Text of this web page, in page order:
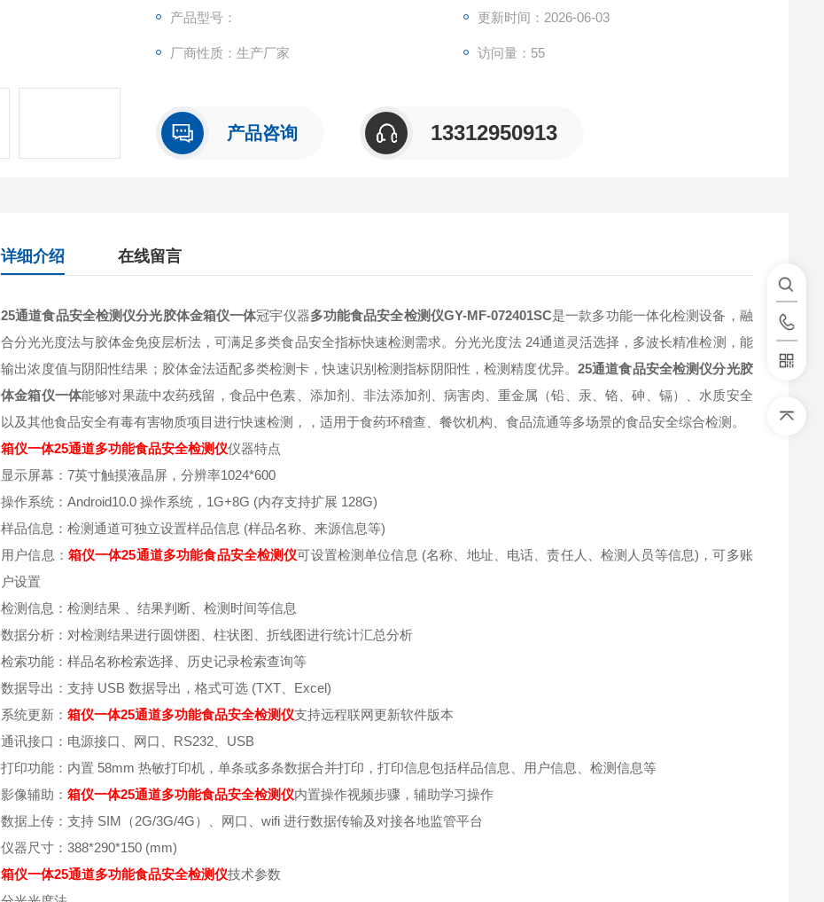
产品型号： 更新时间：2026-06-03
厂商性质：生产厂家 访问量：55
产品咨询 13312950913
详细介绍 在线留言
25通道食品安全检测仪分光胶体金箱仪一体冠宇仪器多功能食品安全检测仪GY-MF-072401SC是一款多功能一体化检测设备，融
合分光光度法与胶体金免疫层析法，可满足多类食品安全指标快速检测需求。分光光度法 24通道灵活选择，多波长精准检测，能
输出浓度值与阴阳性结果；胶体金法适配多类检测卡，快速识别检测指标阴阳性，检测精度优异。25通道食品安全检测仪分光胶
体金箱仪一体能够对果蔬中农药残留，食品中色素、添加剂、非法添加剂、病害肉、重金属（铅、汞、铬、砷、镉）、水质安全
以及其他食品安全有毒有害物质项目进行快速检测，，适用于食药环稽查、餐饮机构、食品流通等多场景的食品安全综合检测。
箱仪一体25通道多功能食品安全检测仪仪器特点
显示屏幕：7英寸触摸液晶屏，分辨率1024*600
操作系统：Android10.0 操作系统，1G+8G (内存支持扩展 128G)
样品信息：检测通道可独立设置样品信息 (样品名称、来源信息等)
用户信息： 箱仪一体25通道多功能食品安全检测仪可设置检测单位信息 (名称、地址、电话、责任人、检测人员等信息)，可多账
户设置
检测信息：检测结果 、结果判断、检测时间等信息
数据分析：对检测结果进行圆饼图、柱状图、折线图进行统计汇总分析
检索功能：样品名称检索选择、历史记录检索查询等
数据导出：支持 USB 数据导出，格式可选 (TXT、Excel)
系统更新：箱仪一体25通道多功能食品安全检测仪支持远程联网更新软件版本
通讯接口：电源接口、网口、RS232、USB
打印功能：内置 58mm 热敏打印机，单条或多条数据合并打印，打印信息包括样品信息、用户信息、检测信息等
影像辅助：箱仪一体25通道多功能食品安全检测仪内置操作视频步骤，辅助学习操作
数据上传：支持 SIM（2G/3G/4G）、网口、wifi 进行数据传输及对接各地监管平台
仪器尺寸：388*290*150 (mm)
箱仪一体25通道多功能食品安全检测仪技术参数